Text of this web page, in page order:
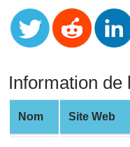
Card
Generator
Credit
Card
from
BIN
Information de
Nom Site Web